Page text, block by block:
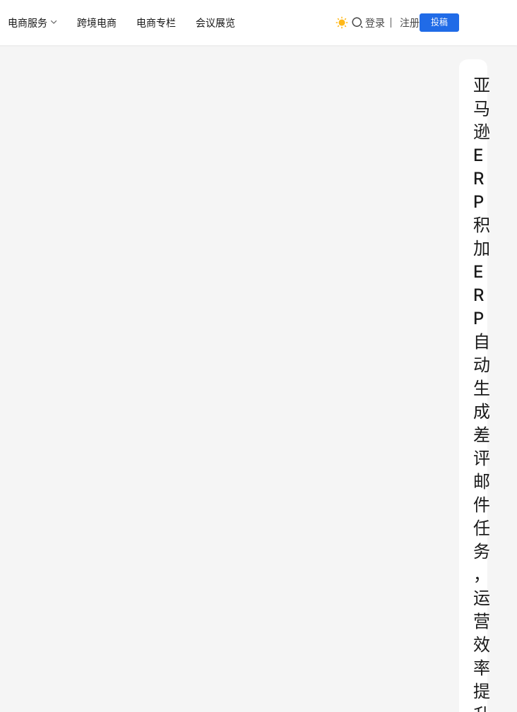
电商服务 跨境电商 电商专栏 会议展览 登录 注册 投稿
亚
马
逊
E
R
P
积
加
E
R
P
自
动
生
成
差
评
邮
件
任
务
，
运
营
效
率
提